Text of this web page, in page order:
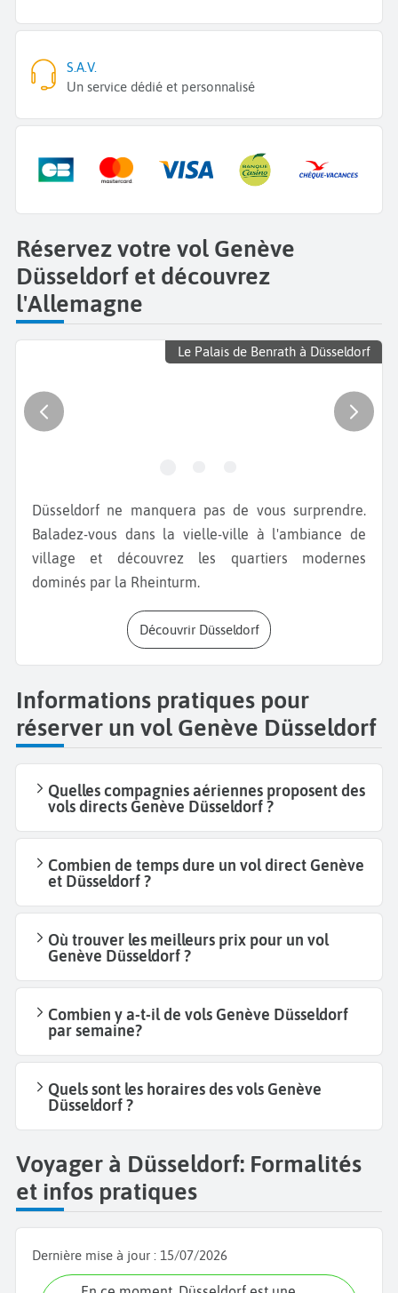
S.A.V.
Un service dédié et personnalisé
Réservez votre vol Genève
Düsseldorf et découvrez
l'Allemagne
Le Palais de Benrath à Düsseldorf
Düsseldorf ne manquera pas de vous surprendre.
Baladez-vous dans la vielle-ville à l'ambiance de
village et découvrez les quartiers modernes
dominés par la Rheinturm.
Découvrir Düsseldorf
Informations pratiques pour
réserver un vol Genève Düsseldorf
Quelles compagnies aériennes proposent des
vols directs Genève Düsseldorf ?
Combien de temps dure un vol direct Genève
et Düsseldorf ?
Où trouver les meilleurs prix pour un vol
Genève Düsseldorf ?
Combien y a-t-il de vols Genève Düsseldorf
par semaine?
Quels sont les horaires des vols Genève
Düsseldorf ?
Voyager à Düsseldorf: Formalités
et infos pratiques
Dernière mise à jour : 15/07/2026